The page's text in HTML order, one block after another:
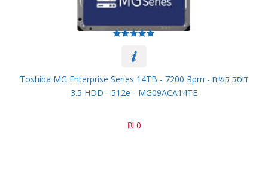
דיסק קשיח Toshiba MG Enterprise Series 14TB - 7200 Rpm -
3.5 HDD - 512e - MG09ACA14TE
0 ₪